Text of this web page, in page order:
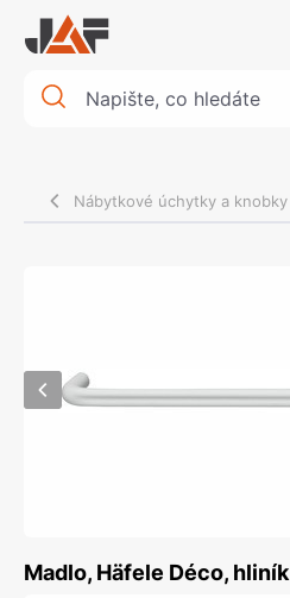
Nábytkové úchytky a knobky
Madlo, Häfele Déco, hliník